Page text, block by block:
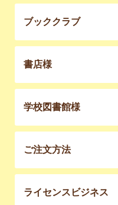
ブッククラブ
書店様
学校図書館様
ご注文方法
ライセンスビジネス